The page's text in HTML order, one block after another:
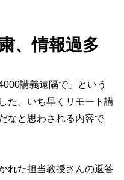
、情報過多
講義遠隔で」という
た。いち早くリモート講
なと思わされる内容で
れた担当教授さんの返答